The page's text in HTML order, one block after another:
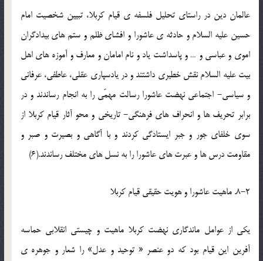
عالمان دين در راستاي تحليل فلسفه ي قيام کربلا، تبيين شخصيت امام
حسين عليه السلام و حادثه ي عاشورا و افشاي ظلم و ستم هاي بيدادگران
اموي و عباسي و … و پاسداشت ياد و نام امامان و معارف و آموزه هاي اهل
بيت عليه السلام نقش خطيري داشتند و در يادسپاري عقلي، عاطفي، عرفاني
و سياسي- اجتماعي نهضت عاشورا رسالت مهمّي را به انجام رساندند و در
برابر تحريف ها و انحراف هاي فرهنگي- تاريخي و محو آثار قيام کربلا از
سوي خلفاي جور و جبر ايستادگي کردند و با آگاهي و بصيرت و صبر و
مقاومت درس ها و عبرت هاي عاشورا را به نسل هاي مختلف رساندند.(6)
8-2. ماهيت عاشورا و هويت حقيقي قيام کربلا
يکي از عوامل ماندگاري نهضت کربلا ماهيت و چيستي انقلابي حماسه
آفرين اين قيام بود که دو عنصر « توحيد و عدل» را شعار و جوهره ي